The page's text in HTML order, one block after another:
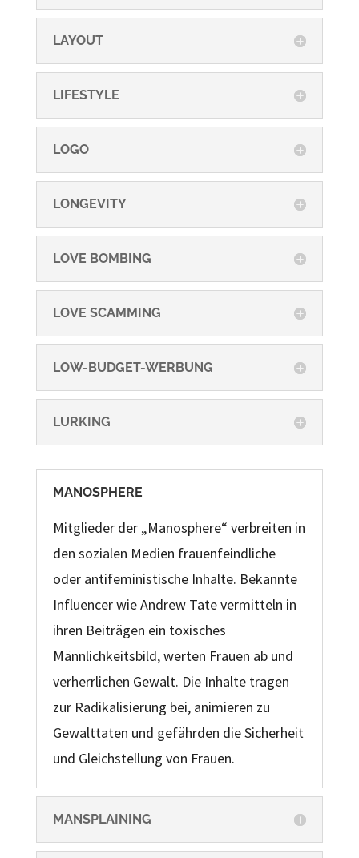
LAYOUT
LIFESTYLE
LOGO
LONGEVITY
LOVE BOMBING
LOVE SCAMMING
LOW-BUDGET-WERBUNG
LURKING
MANOSPHERE
Mitglieder der „Manosphere“ verbreiten in
den sozialen Medien frauenfeindliche
oder antifeministische Inhalte. Bekannte
Influencer wie Andrew Tate vermitteln in
ihren Beiträgen ein toxisches
Männlichkeitsbild, werten Frauen ab und
verherrlichen Gewalt. Die Inhalte tragen
zur Radikalisierung bei, animieren zu
Gewalttaten und gefährden die Sicherheit
und Gleichstellung von Frauen.
MANSPLAINING